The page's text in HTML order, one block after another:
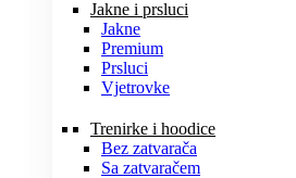
Jakne i prsluci
Jakne
Premium
Prsluci
Vjetrovke
Trenirke i hoodice
Bez zatvarača
Sa zatvaračem